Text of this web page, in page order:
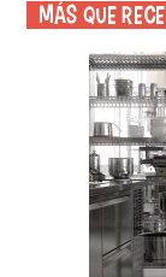
Más que